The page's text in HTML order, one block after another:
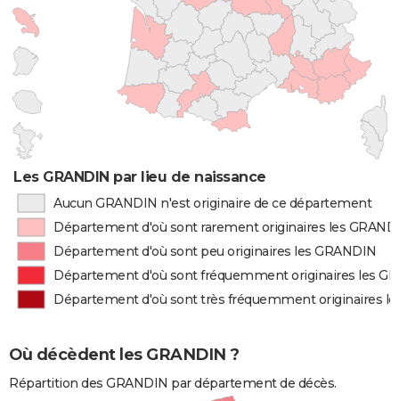
Les GRANDIN par lieu de naissance
Aucun GRANDIN n'est originaire de ce département
Département d'où sont rarement originaires les
Département d'où sont peu originaires les GRANDIN
Département d'où sont fréquemment originaires les
Département d'où sont très fréquemment originaires
Où décèdent les GRANDIN ?
Répartition des GRANDIN par département de décès.